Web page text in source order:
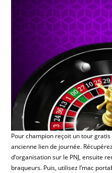
Pour champion reçoit un tour
ancienne lien de journée.
d’organisation sur le PNJ, ensuite
braqueurs. Puis, utilisez l’mac